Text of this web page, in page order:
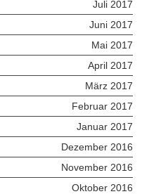
Juli 2017
Juni 2017
Mai 2017
April 2017
März 2017
Februar 2017
Januar 2017
Dezember 2016
November 2016
Oktober 2016